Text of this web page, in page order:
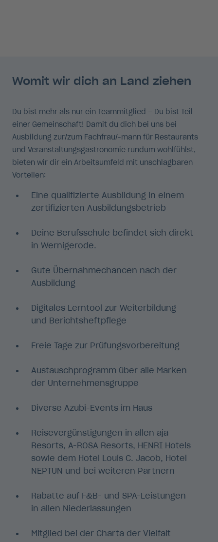
Womit wir dich an Land ziehen
Du bist mehr als nur ein Teammitglied – Du bist Teil
einer Gemeinschaft! Damit du dich bei uns bei
Ausbildung zur/zum Fachfrau/-mann für Restaurants
und Veranstaltungsgastronomie rundum wohlfühlst,
bieten wir dir ein Arbeitsumfeld mit unschlagbaren
Vorteilen:
Eine qualifizierte Ausbildung in einem
zertifizierten Ausbildungsbetrieb
Deine Berufsschule befindet sich direkt
in Wernigerode.
Gute Übernahmechancen nach der
Ausbildung
Digitales Lerntool zur Weiterbildung
und Berichtsheftpflege
Freie Tage zur Prüfungsvorbereitung
Austauschprogramm über alle Marken
der Unternehmensgruppe
Diverse Azubi-Events im Haus
Reisevergünstigungen in allen aja
Resorts, A-ROSA Resorts, HENRI Hotels
sowie dem Hotel Louis C. Jacob, Hotel
NEPTUN und bei weiteren Partnern
Rabatte auf F&B- und SPA-Leistungen
in allen Niederlassungen
Mitglied bei der Charta der Vielfalt